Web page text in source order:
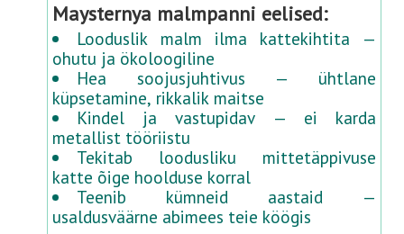
Maysternya malmpanni eelised:
Looduslik malm ilma kattekihtita —
ohutu ja ökoloogiline
Hea soojusjuhtivus — ühtlane
küpsetamine, rikkalik maitse
Kindel ja vastupidav — ei karda
metallist tööriistu
Tekitab loodusliku mittetäppivuse
katte õige hoolduse korral
Teenib kümneid aastaid —
usaldusväärne abimees teie köögis